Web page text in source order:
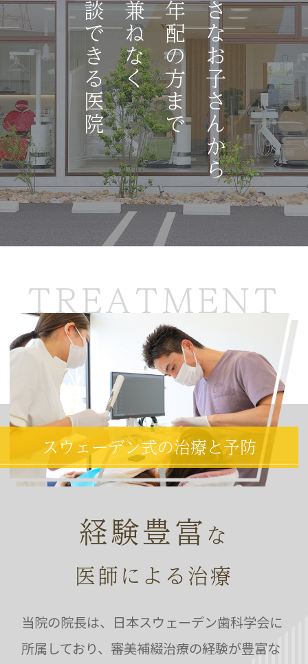
小さなお子さんから
御年配の方まで
気兼ねなく
相談できる医院
TREATMENT
スウェーデン式の治療と予防
経験豊富な
医師による治療
当院の院長は、日本スウェーデン歯科学会に
所属しており、審美補綴治療の経験が豊富な